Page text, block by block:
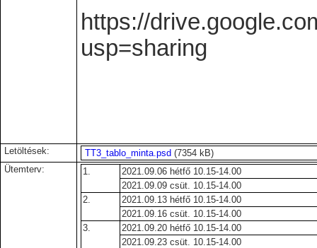
https://
usp=sharing
Letöltések: TT3_tablo_minta.psd (7354 kB)
Ütemterv:
1.
2021.09.06 hétfő 10.15-14.00
2021.09.09 csüt. 10.15-14.00
2.
2021.09.13 hétfő 10.15-14.00
2021.09.16 csüt. 10.15-14.00
3.
2021.09.20 hétfő 10.15-14.00
2021.09.23 csüt. 10.15-14.00